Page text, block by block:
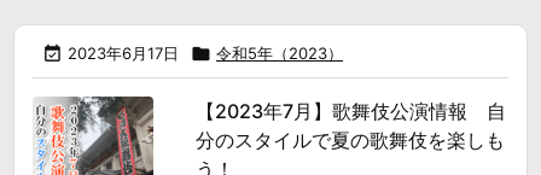
 2023年6月17日  令和5年（2023）
【2023年7月】歌舞伎公演情報 自
分のスタイルで夏の歌舞伎を楽しも
う！